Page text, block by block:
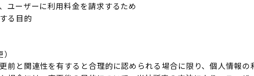
ユーザーに利用料金を請求するため
る目的
前と関連性を有すると合理的に認められる場合に限り、個人情報の